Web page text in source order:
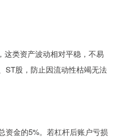
这类资产波动相对平稳，不易
ST股，防止因流动性枯竭无法
资金的5%。若杠杆后账户亏损